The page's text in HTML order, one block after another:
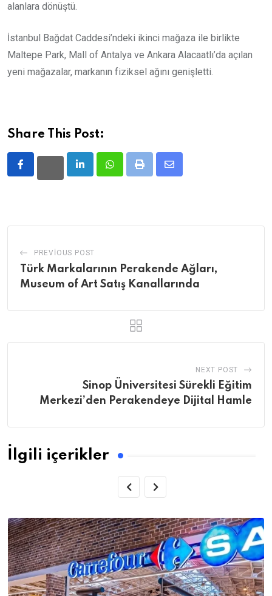
alanlara dönüştü.
İstanbul Bağdat Caddesi’ndeki ikinci mağaza ile birlikte
Maltepe Park, Mall of Antalya ve Ankara Alacaatlı’da açılan
yeni mağazalar, markanın fiziksel ağını genişletti.
Share This Post:
LinkedInWhatsappPrint
Share
PREVIOUS POST
Türk Markalarının Perakende Ağları,
Museum of Art Satış Kanallarında
NEXT POST
Sinop Üniversitesi Sürekli Eğitim
Merkezi’den Perakendeye Dijital Hamle
İlgili içerikler